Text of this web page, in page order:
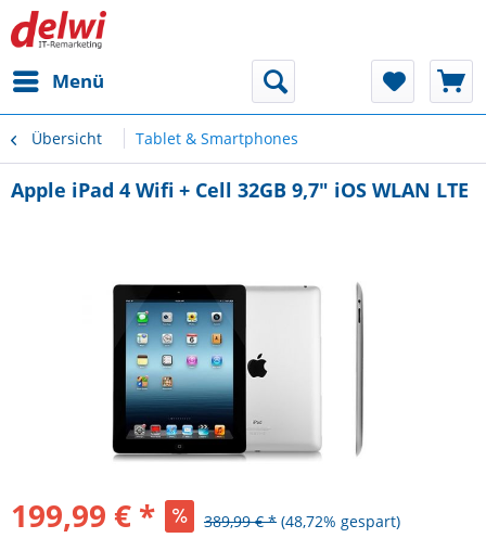
Menü
Übersicht Tablet & Smartphones
Apple iPad 4 Wifi + Cell 32GB 9,7" iOS WLAN LTE
199,99 € * 389,99 € * (48,72% gespart)